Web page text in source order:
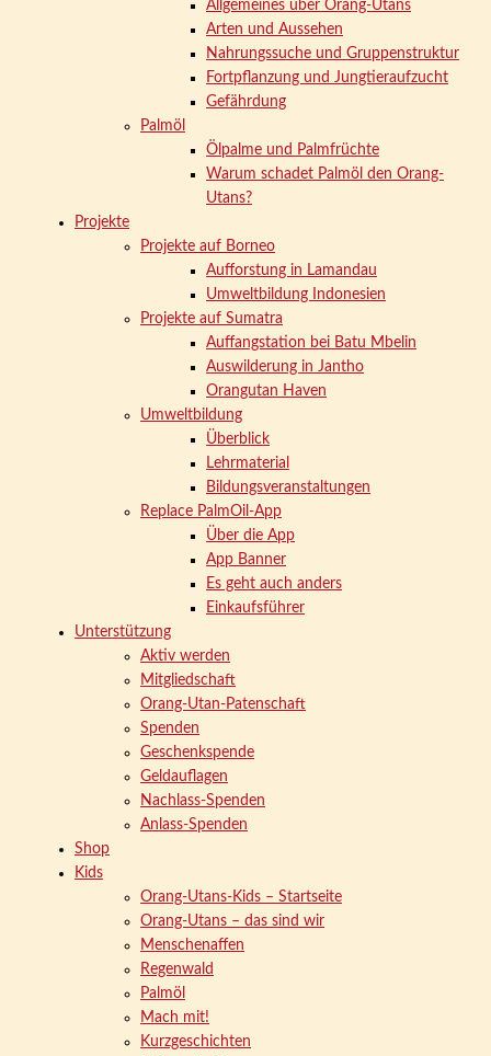
Allgemeines über Orang-Utans
Arten und Aussehen
Nahrungssuche und Gruppenstruktur
Fortpflanzung und Jungtieraufzucht
Gefährdung
Palmöl
Ölpalme und Palmfrüchte
Warum schadet Palmöl den Orang-
Utans?
Projekte
Projekte auf Borneo
Aufforstung in Lamandau
Umweltbildung Indonesien
Projekte auf Sumatra
Auffangstation bei Batu Mbelin
Auswilderung in Jantho
Orangutan Haven
Umweltbildung
Überblick
Lehrmaterial
Bildungsveranstaltungen
Replace PalmOil-App
Über die App
App Banner
Es geht auch anders
Einkaufsführer
Unterstützung
Aktiv werden
Mitgliedschaft
Orang-Utan-Patenschaft
Spenden
Geschenkspende
Geldauflagen
Nachlass-Spenden
Anlass-Spenden
Shop
Kids
Orang-Utans-Kids – Startseite
Orang-Utans – das sind wir
Menschenaffen
Regenwald
Palmöl
Mach mit!
Kurzgeschichten